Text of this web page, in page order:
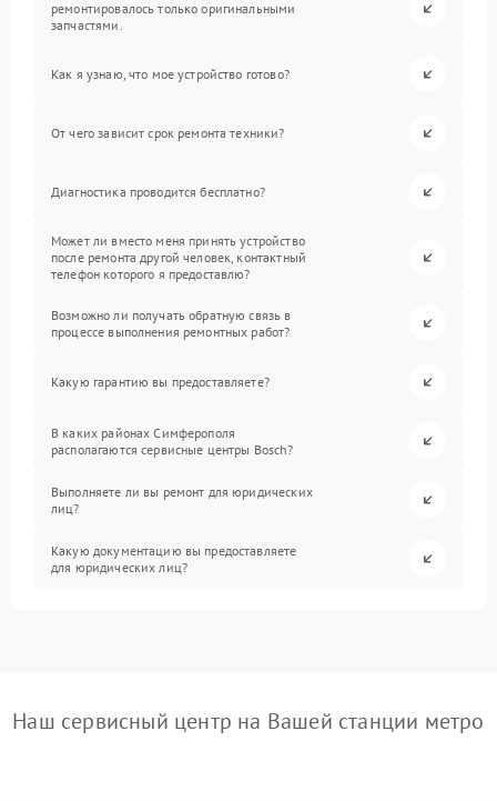
ремонтировалось только оригинальными
запчастями.
Как я узнаю, что мое устройство готово?
От чего зависит срок ремонта техники?
Диагностика проводится бесплатно?
Может ли вместо меня принять устройство
после ремонта другой человек, контактный
телефон которого я предоставлю?
Возможно ли получать обратную связь в
процессе выполнения ремонтных работ?
Какую гарантию вы предоставляете?
В каких районах Симферополя
располагаются сервисные центры Bosch?
Выполняете ли вы ремонт для юридических
лиц?
Какую документацию вы предоставляете
для юридических лиц?
Наш сервисный центр на Вашей станции метро